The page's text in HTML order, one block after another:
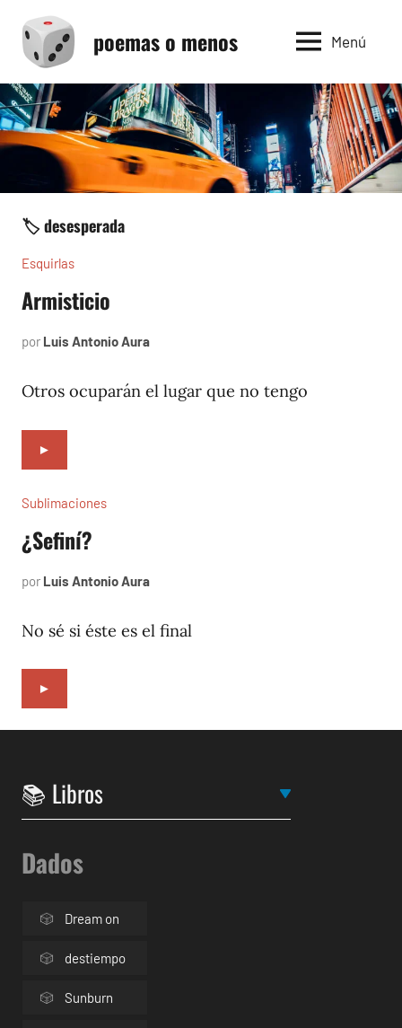
contenido
poemas o menos Menú
🏷️ desesperada
Esquirlas
Armisticio
por Luis Antonio Aura
2025
Otros ocuparán el lugar que no tengo
►
Sublimaciones
¿Sefiní?
por Luis Antonio Aura
2023
No sé si éste es el final
►
Dados
Dream on
destiempo
Sunburn